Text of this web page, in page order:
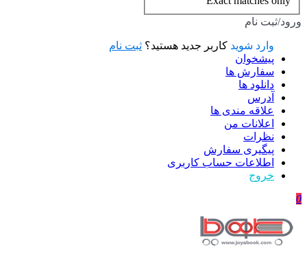
ورود/ثبت نام
وارد شوید کاربر جدید هستید؟ ثبت نام
پیشخوان
سفارش ها
دانلود ها
آدرس
علاقه مندی ها
اعلانات من
نظرات
پیگیری سفارش
اطلاعات حساب كاربری
خروج
0